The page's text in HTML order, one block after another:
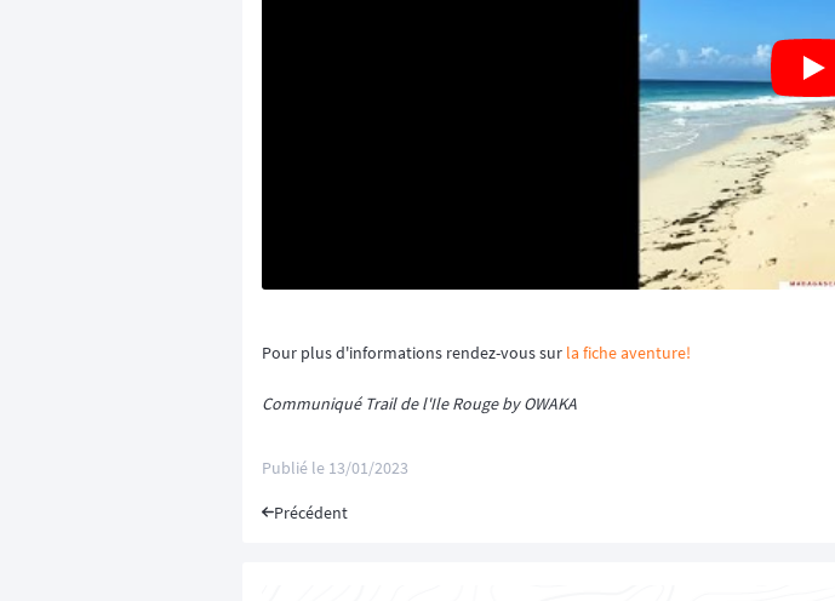
Pour plus d'informations rendez-vous sur la fiche aventure!
Communiqué Trail de l'Ile Rouge by OWAKA
Publié le 13/01/2023
Précédent